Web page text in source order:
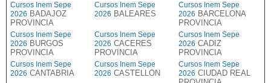
Cursos Inem Sepe
2026 BADAJOZ
PROVINCIA
Cursos Inem Sepe
2026 BALEARES
Cursos Inem Sepe
2026 BARCELONA
PROVINCIA
Cursos Inem Sepe
2026 BURGOS
PROVINCIA
Cursos Inem Sepe
2026 CACERES
PROVINCIA
Cursos Inem Sepe
2026 CADIZ
PROVINCIA
Cursos Inem Sepe
2026 CANTABRIA
Cursos Inem Sepe
2026 CASTELLON
Cursos Inem Sepe
2026 CIUDAD REAL